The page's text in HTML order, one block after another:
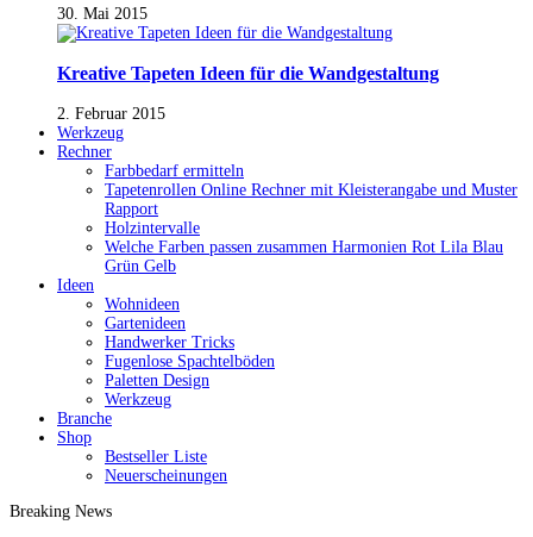
30. Mai 2015
Kreative Tapeten Ideen für die Wandgestaltung
2. Februar 2015
Werkzeug
Rechner
Farbbedarf ermitteln
Tapetenrollen Online Rechner mit Kleisterangabe und Muster
Rapport
Holzintervalle
Welche Farben passen zusammen Harmonien Rot Lila Blau
Grün Gelb
Ideen
Wohnideen
Gartenideen
Handwerker Tricks
Fugenlose Spachtelböden
Paletten Design
Werkzeug
Branche
Shop
Bestseller Liste
Neuerscheinungen
Breaking News